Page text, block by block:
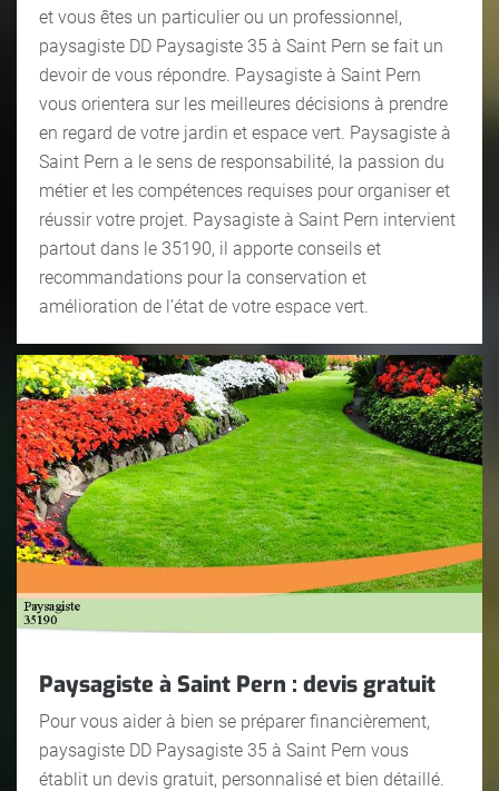
et vous êtes un particulier ou un professionnel,
paysagiste DD Paysagiste 35 à Saint Pern se fait un
devoir de vous répondre. Paysagiste à Saint Pern
vous orientera sur les meilleures décisions à prendre
en regard de votre jardin et espace vert. Paysagiste à
Saint Pern a le sens de responsabilité, la passion du
métier et les compétences requises pour organiser et
réussir votre projet. Paysagiste à Saint Pern intervient
partout dans le 35190, il apporte conseils et
recommandations pour la conservation et
amélioration de l’état de votre espace vert.
Paysagiste à Saint Pern : devis gratuit
Pour vous aider à bien se préparer financièrement,
paysagiste DD Paysagiste 35 à Saint Pern vous
établit un devis gratuit, personnalisé et bien détaillé.